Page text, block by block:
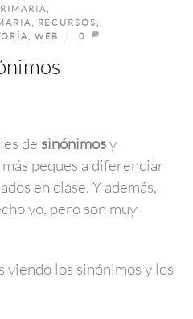
RECURSOS
WEB 0
de sinónimosy
más peques a diferenciar
en clase. Y además,
yo, pero son muy
viendo los sinónimos y los